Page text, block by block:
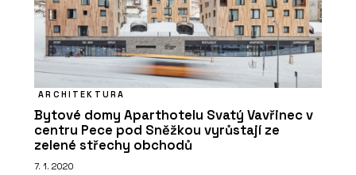
ARCHITEKTURA
Bytové domy Aparthotelu Svatý Vavřinec v
centru Pece pod Sněžkou vyrůstají ze
zelené střechy obchodů
7. 1. 2020